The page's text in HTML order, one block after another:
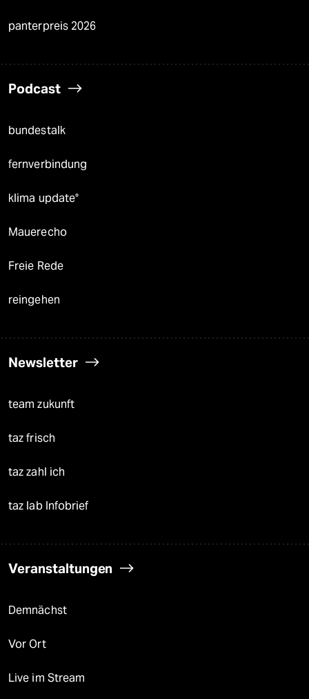
panterpreis 2026
Podcast
bundestalk
fernverbindung
klima update°
Mauerecho
Freie Rede
reingehen
Newsletter
team zukunft
taz frisch
taz zahl ich
taz lab Infobrief
Veranstaltungen
Demnächst
Vor Ort
Live im Stream